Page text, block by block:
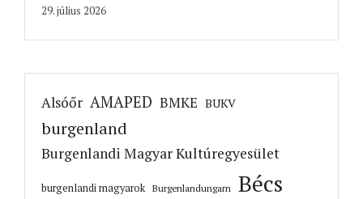
29. július 2026
Alsóőr AMAPED BMKE BUKV
burgenland
Burgenlandi Magyar Kultúregyesület
burgenlandi magyarok Burgenlandungarn Bécs